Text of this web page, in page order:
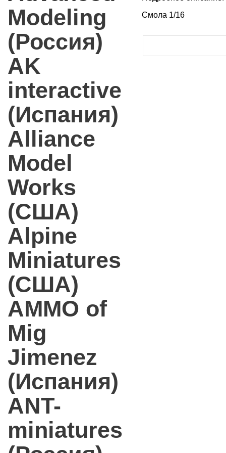
Modeling
(Россия)
AK
interactive
(Испания)
Alliance
Model
Works
(США)
Alpine
Miniatures
(США)
AMMO of
Mig
Jimenez
(Испания)
ANT-
miniatures
Смола 1/16